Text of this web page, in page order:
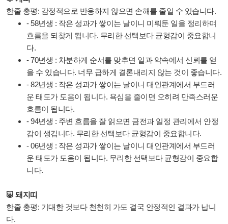
한줄 총평: 감정적으로 반응하지 않으면 손해를 줄일 수 있습니다.
- 58년생 : 작은 성과가 쌓이는 날이니 미뤄둔 일을 정리하며
흐름을 되찾게 됩니다. 무리한 선택보다 균형감이 중요합니
다.
- 70년생 : 차분하게 순서를 맞추면 일과 약속에서 신뢰를 얻
을 수 있습니다. 너무 급하게 결론내리지 않는 것이 좋습니다.
- 82년생 : 작은 성과가 쌓이는 날이니 대인관계에서 부드러
운 태도가 도움이 됩니다. 욕심을 줄이면 오히려 만족스러운
흐름이 됩니다.
- 94년생 : 주변 흐름을 잘 읽으면 금전과 일정 관리에서 안정
감이 생깁니다. 무리한 선택보다 균형감이 중요합니다.
- 06년생 : 작은 성과가 쌓이는 날이니 대인관계에서 부드러
운 태도가 도움이 됩니다. 무리한 선택보다 균형감이 중요합
니다.
🐷 돼지띠
한줄 총평: 기대한 것보다 천천히 가도 결국 안정적인 결과가 납니
다.